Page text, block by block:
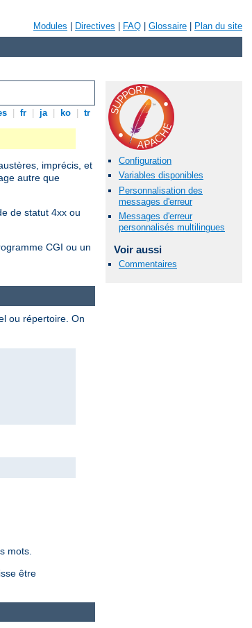
Modules Directives FAQ Glossaire Plan du site
fr ja ko tr
imprécis, et
autre que
de statut 4xx ou
CGI ou un
Configuration
Variables disponibles
Personnalisation des
messages d'erreur
Messages d'erreur
personnalisés multilingues
Voir aussi
Commentaires
ou répertoire. On
mots.
être